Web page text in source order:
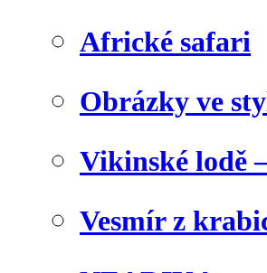
Africké safari
Obrázky ve
Vikinské lodě
Vesmír z